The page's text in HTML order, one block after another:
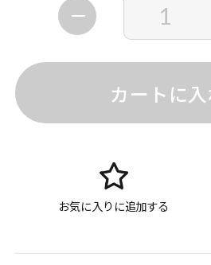
カートに
お気に入りに追加する